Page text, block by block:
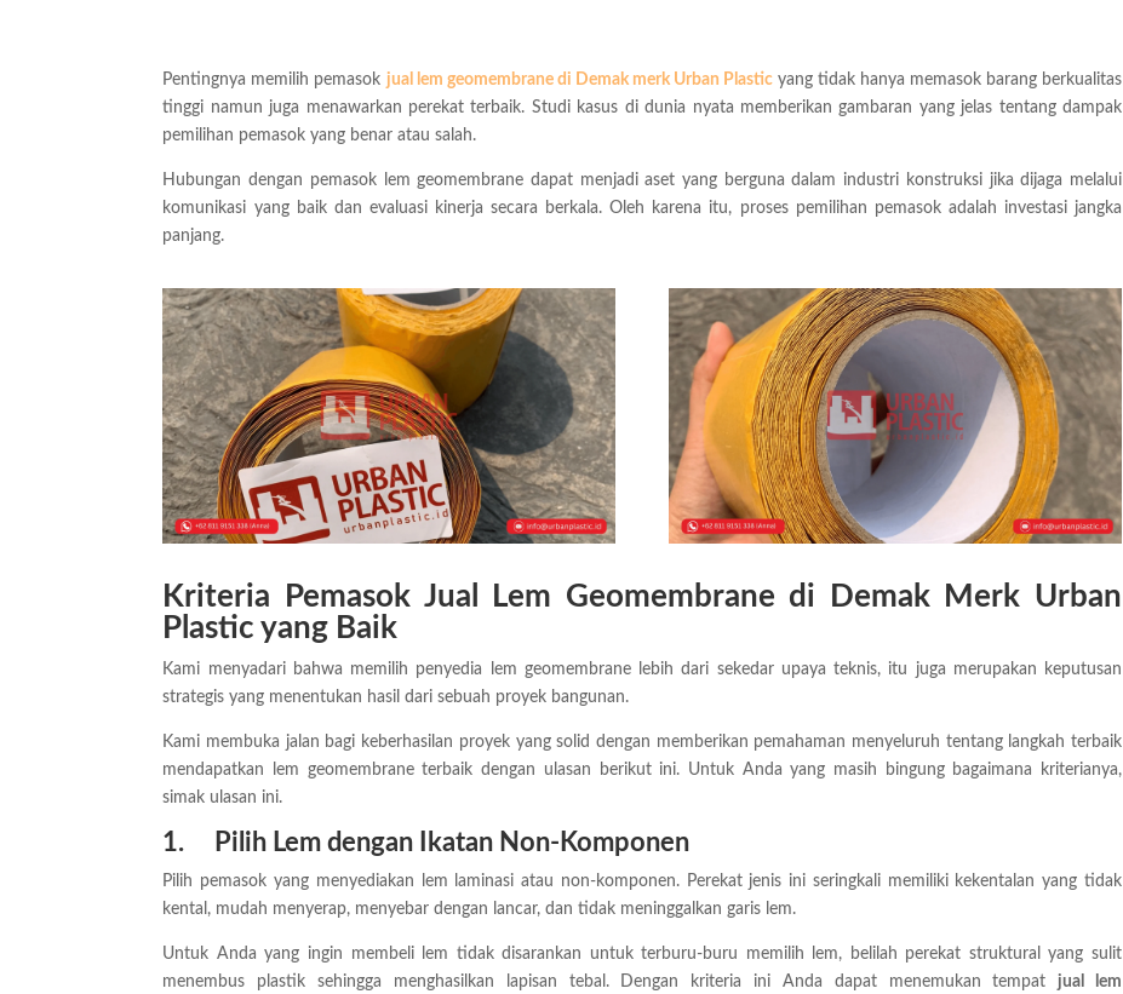
Pentingnya memilih pemasok jual lem geomembrane di Demak merk Urban Plasticyang tidak hanya memasok barang berkualitas
tinggi namun juga menawarkan perekat terbaik. Studi kasus di dunia nyata memberikan gambaran yang jelas tentang dampak
pemilihan pemasok yang benar atau salah.
Hubungan dengan pemasok lem geomembrane dapat menjadi aset yang berguna dalam industri konstruksi jika dijaga melalui
komunikasi yang baik dan evaluasi kinerja secara berkala. Oleh karena itu, proses pemilihan pemasok adalah investasi jangka
panjang.
Kriteria Pemasok Jual Lem Geomembrane di Demak Merk Urban
Plastic yang Baik
Kami menyadari bahwa memilih penyedia lem geomembrane lebih dari sekedar upaya teknis, itu juga merupakan keputusan
strategis yang menentukan hasil dari sebuah proyek bangunan.
Kami membuka jalan bagi keberhasilan proyek yang solid dengan memberikan pemahaman menyeluruh tentang langkah terbaik
mendapatkan lem geomembrane terbaik dengan ulasan berikut ini. Untuk Anda yang masih bingung bagaimana kriterianya,
simak ulasan ini.
1. Pilih Lem dengan Ikatan Non-Komponen
Pilih pemasok yang menyediakan lem laminasi atau non-komponen. Perekat jenis ini seringkali memiliki kekentalan yang tidak
kental, mudah menyerap, menyebar dengan lancar, dan tidak meninggalkan garis lem.
Untuk Anda yang ingin membeli lem tidak disarankan untuk terburu-buru memilih lem, belilah perekat struktural yang sulit
menembus plastik sehingga menghasilkan lapisan tebal. Dengan kriteria ini Anda dapat menemukan tempat jual lem